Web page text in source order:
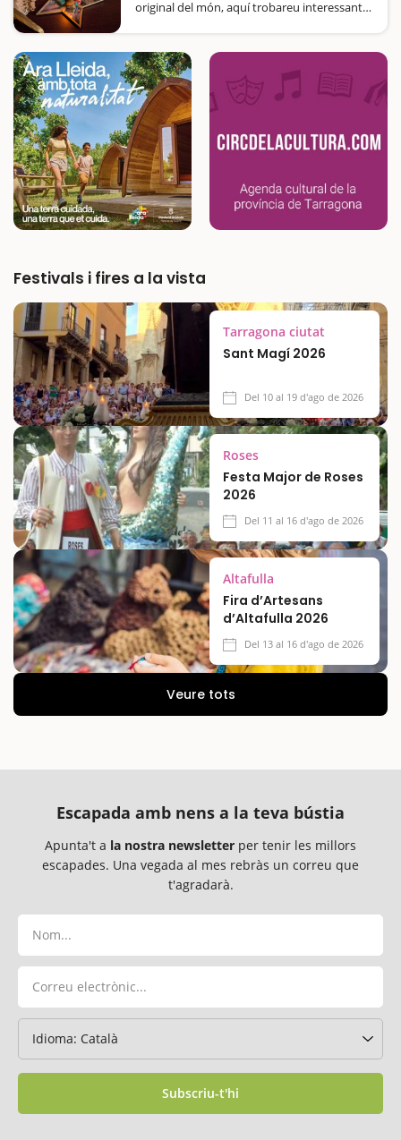
original del món, aquí trobareu interessants i
trucs més increïbles?…
Festivals i fires a la vista
Tarragona ciutat
Sant Magí 2026
Del 10 al 19 d'ago de 2026
Roses
Festa Major de Roses
2026
Del 11 al 16 d'ago de 2026
Altafulla
Fira d’Artesans
d’Altafulla 2026
Del 13 al 16 d'ago de 2026
Veure tots
Escapada amb nens a la teva bústia
Apunta't a la nostra newsletter per tenir les millors
escapades. Una vegada al mes rebràs un correu que
t'agradarà.
Subscriu-t'hi